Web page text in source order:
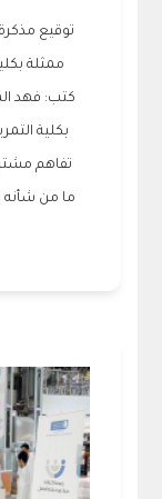
توقيع
ممثلة
كتب: فهد
بكلية
تفاهم
ما من شأنه